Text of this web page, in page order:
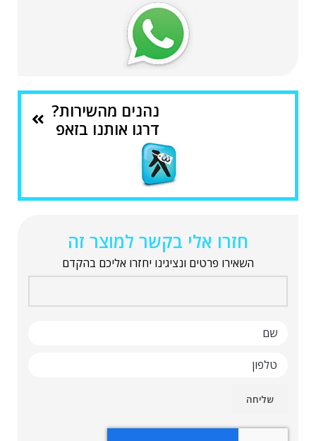
נהנים מהשירות?
דרגו אותנו בזאפ
חזרו אלי בקשר למוצר זה
השאירו פרטים ונציגינו יחזרו אליכם בהקדם